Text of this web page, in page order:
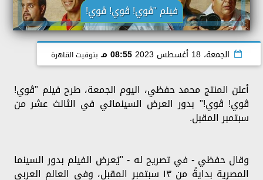
فيلم "ڤوي! ڤوي! ڤوي!
الجمعة، 18 أغسطس 2023 08:55 مـ بتوقيت القاهرة
أعلن المنتج محمد حفظي، اليوم الجمعة، طرح فيلم "ڤوي!
ڤوي! ڤوي!" بدور العرض السينمائي في الثالث عشر من
سبتمبر المقبل.
وقال حفظي - في تصريح له - "يُعرض الفيلم بدور السينما
المصرية بدايةً من ١٣ سبتمبر المقبل، وفي العالم العربي